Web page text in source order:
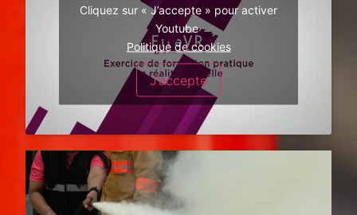
Cliquez sur « J’accepte » pour activer
Youtube
Politique de cookies
J’accepte